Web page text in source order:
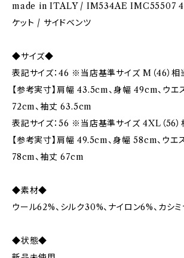
made in ITALY / IM534AE IMC55507
ケット / サイドベンツ
◆サイズ◆
表記サイズ：46 ※当店基準サイズ M（46）相
【参考実寸】肩幅 43.5cm、身幅 49cm、ウエ
72cm、袖丈 63.5cm
表記サイズ：56 ※当店基準サイズ 4XL（56）
【参考実寸】肩幅 49.5cm、身幅 58cm、ウエ
78cm、袖丈 67cm
◆素材◆
ウール62%、シルク30%、ナイロン6%、カシ
◆状態◆